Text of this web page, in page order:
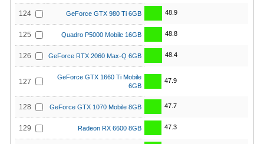
124 GeForce GTX 980 Ti 6GB 48.9
125 Quadro P5000 Mobile 16GB 48.8
126 GeForce RTX 2060 Max-Q 6GB 48.4
127
GeForce GTX 1660 Ti Mobile
6GB
47.9
128 GeForce GTX 1070 Mobile 8GB 47.7
129 Radeon RX 6600 8GB 47.3